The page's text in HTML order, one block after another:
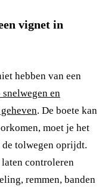
vignet in
hebben van een
snelwegen en
. De boete kan
moet je het
tolwegen oprijdt.
controleren
remmen, banden